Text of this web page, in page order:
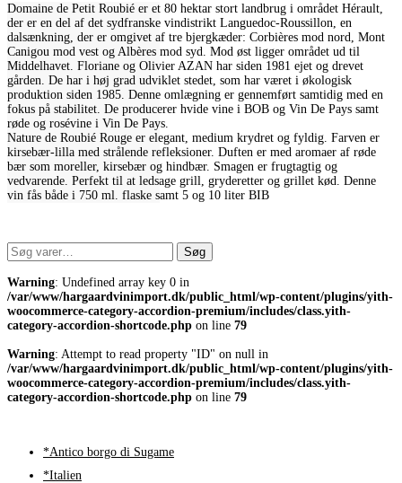
Domaine de Petit Roubié er et 80 hektar stort landbrug i området Hérault,
der er en del af det sydfranske vindistrikt Languedoc-Roussillon, en
dalsænkning, der er omgivet af tre bjergkæder: Corbières mod nord, Mont
Canigou mod vest og Albères mod syd. Mod øst ligger området ud til
Middelhavet. Floriane og Olivier AZAN har siden 1981 ejet og drevet
gården. De har i høj grad udviklet stedet, som har været i økologisk
produktion siden 1985. Denne omlægning er gennemført samtidig med en
fokus på stabilitet. De producerer hvide vine i BOB og Vin De Pays samt
røde og rosévine i Vin De Pays.
Nature de Roubié Rouge er elegant, medium krydret og fyldig. Farven er
kirsebær-lilla med strålende refleksioner. Duften er med aromaer af røde
bær som moreller, kirsebær og hindbær. Smagen er frugtagtig og
vedvarende. Perfekt til at ledsage grill, gryderetter og grillet kød. Denne
vin fås både i 750 ml. flaske samt 5 og 10 liter BIB
Søg
efter:
Søg
Warning: Undefined array key 0 in
/var/www/hargaardvinimport.dk/public_html/wp-content/plugins/yith-
woocommerce-category-accordion-premium/includes/class.yith-
category-accordion-shortcode.php on line 79
Warning: Attempt to read property "ID" on null in
/var/www/hargaardvinimport.dk/public_html/wp-content/plugins/yith-
woocommerce-category-accordion-premium/includes/class.yith-
category-accordion-shortcode.php on line 79
*Antico borgo di Sugame
*Italien